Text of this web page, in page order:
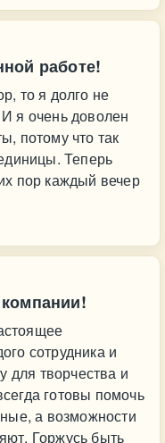
работе!
то я долго не
я очень доволен
потому что так
Теперь
пор каждый вечер
сотрудника и
творчества и
готовы помочь
а возможности
Горжусь быть